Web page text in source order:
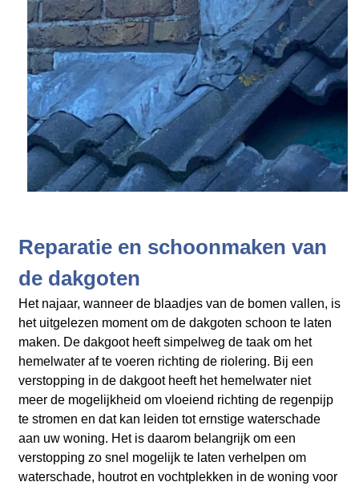
Reparatie en schoonmaken van
de dakgoten
Het najaar, wanneer de blaadjes van de bomen vallen, is
het uitgelezen moment om de dakgoten schoon te laten
maken. De dakgoot heeft simpelweg de taak om het
hemelwater af te voeren richting de riolering. Bij een
verstopping in de dakgoot heeft het hemelwater niet
meer de mogelijkheid om vloeiend richting de regenpijp
te stromen en dat kan leiden tot ernstige waterschade
aan uw woning. Het is daarom belangrijk om een
verstopping zo snel mogelijk te laten verhelpen om
waterschade, houtrot en vochtplekken in de woning voor